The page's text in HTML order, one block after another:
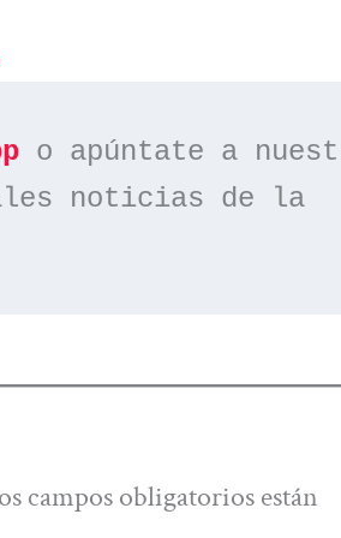
noticias de la
campos obligatorios están